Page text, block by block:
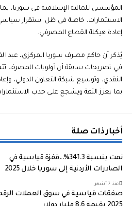
المؤسسي للمالية الإسلامية في سوريا، بما
الاستثمارات، خاصة في ظل استقرار
إعادة هيكلة القطاع المصرفي.
يُذكر أن حاكم مصرف سوريا المركزي، عبد
في تصريحات سابقة أن أولويات المصرف
النقدي، وتوسيع شبكة التعاون الدولي،
بما يعزز الثقة ويشجع على جذب
أخبار ذات صلة
نمت بنسبة 341.3%…قفزة قياسية في
الصادرات الأردنية إلى سوريا خلال 2025
منذ 7 أشهر
صفقات قياسية في سوق العملات